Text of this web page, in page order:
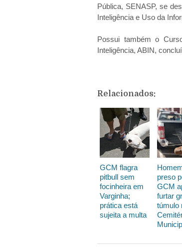
Pública, SENASP, se
Inteligência e Uso da
Possui também o
Inteligência, ABIN,
Relacionados:
GCM flagra
pitbull sem
focinheira em
Varginha;
prática está
sujeita a multa
preso
GCM
furtar
túmulo